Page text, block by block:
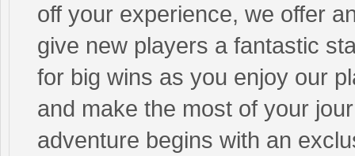
off your experience, we offer
give new players a fantastic
for big wins as you enjoy our
and make the most of your
adventure begins with an